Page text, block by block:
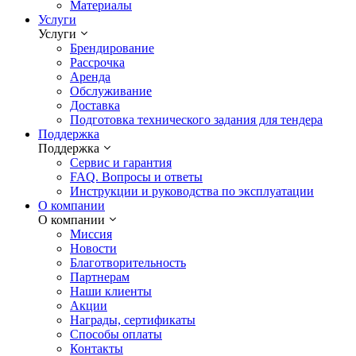
Материалы
Услуги
Услуги
Брендирование
Рассрочка
Аренда
Обслуживание
Доставка
Подготовка технического задания для тендера
Поддержка
Поддержка
Сервис и гарантия
FAQ. Вопросы и ответы
Инструкции и руководства по эксплуатации
О компании
О компании
Миссия
Новости
Благотворительность
Партнерам
Наши клиенты
Акции
Награды, сертификаты
Способы оплаты
Контакты